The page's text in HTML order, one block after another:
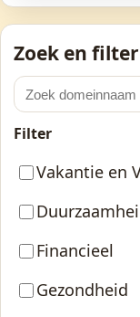
Zoek en filter
Filter
Vakantie en
Financieel
Gezondheid